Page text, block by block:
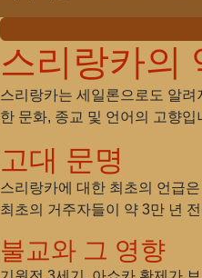
스리랑카의
스리랑카는 세일론으로도 알
한 문화, 종교 및 언어의 고향입
고대 문명
스리랑카에 대한 최초의 언급
최초의 거주자들이 약 3만 년
불교와 그 영향